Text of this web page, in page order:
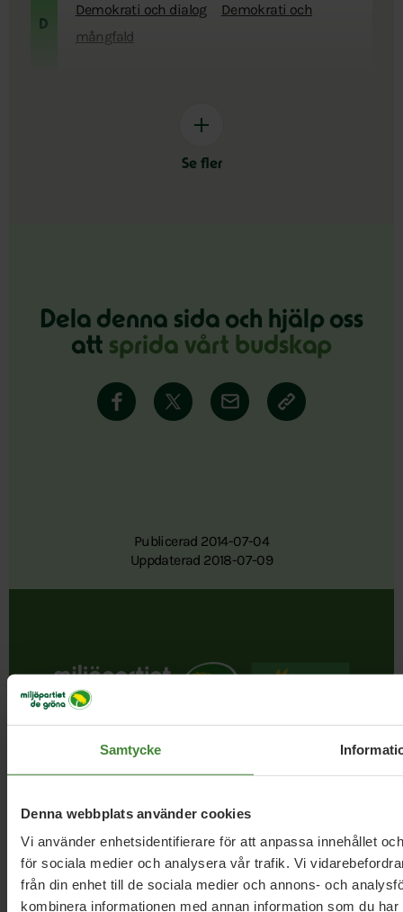
Samtycke
Denna webbplats använder cookies
Vi använder enhetsidentifierare för att anpassa innehållet
för sociala medier och analysera vår trafik. Vi
från din enhet till de sociala medier och annons- och
kombinera informationen med annan information som du
D
Demokrati och dialog
Demokrati och
mångfald
Se fler
Dela denna sida och hjälp oss
att sprida vårt budskap
Publicerad 2014-07-04
Uppdaterad 2018-07-09
I september 1981 bildades Miljöpartiet. Att ett parti satte
miljön främst var helt nytt. Det är det fortfarande. När
starkare vi blir, desto mer kan vi uträtta.
Följ oss